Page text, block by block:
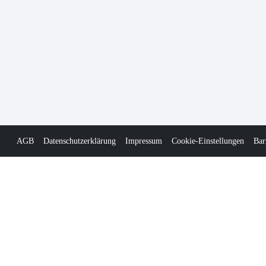
AGB Datenschutzerklärung Impressum Cookie-Einstellungen